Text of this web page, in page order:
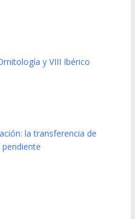
y VIII Ibérico
la transferencia de